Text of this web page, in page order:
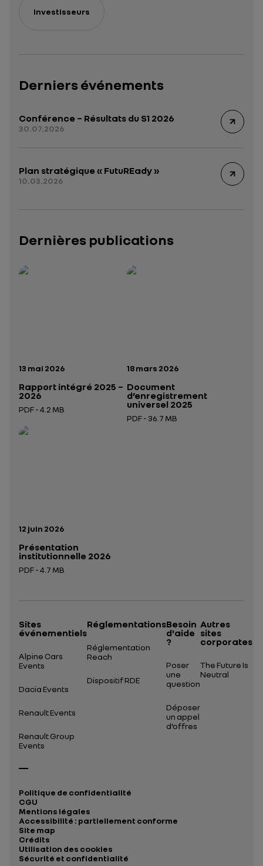
Investisseurs
Derniers événements
Conférence – Résultats du S1 2026
30.07.2026
Plan stratégique « FutuREady »
10.03.2026
Dernières publications
Date de publication:
13 mai 2026
Rapport intégré 2025 –
2026
PDF - 4.2 MB
Ouverture dans un nouvel onglet
Rapport intégré 2025 – 2026— données structurées (JSON)
Date de publication:
18 mars 2026
Document
d’enregistrement
universel 2025
PDF - 36.7 MB
Date de publication:
12 juin 2026
Présentation
institutionnelle 2026
PDF - 4.7 MB
Présentation institutionnelle 2026
Sites
événementiels
Alpine Cars
Events
Dacia Events
Renault Events
Renault Group
Events
Réglementations
Réglementation
Reach
Dispositif RDE
Besoin
d'aide
?
Poser
une
question
Déposer
un appel
d’offres
Autres
sites
corporates
The Future Is
Neutral
Politique de confidentialité
CGU
Mentions légales
Accessibilité : partiellement conforme
Site map
Crédits
Utilisation des cookies
Sécurité et confidentialité